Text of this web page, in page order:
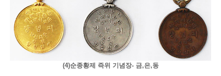
(4)순종황제 즉위 기념장- 금,은,동